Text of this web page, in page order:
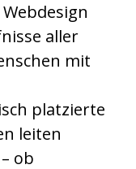
aller
mit
platzierte
leiten
ob